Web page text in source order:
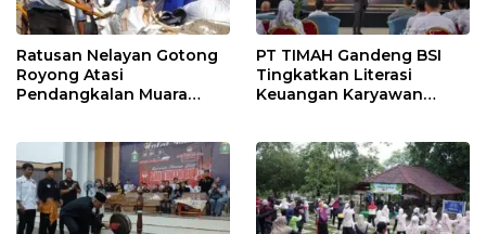
Ratusan Nelayan Gotong
Royong Atasi
Pendangkalan Muara
PT TIMAH Gandeng BSI
Tingkatkan Literasi
Keuangan Karyawan